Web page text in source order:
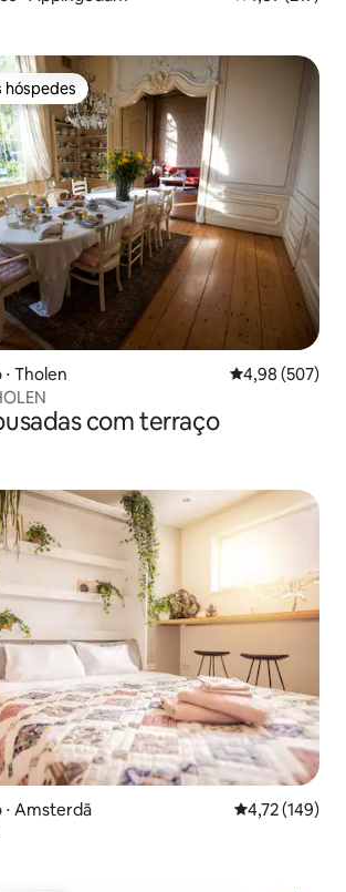
preferidos dos hóspedes
hóspedes
Tholen 4,98 de uma
4,98 (507)
com terraço
Amsterdã 4,72 de uma
4,72 (149)